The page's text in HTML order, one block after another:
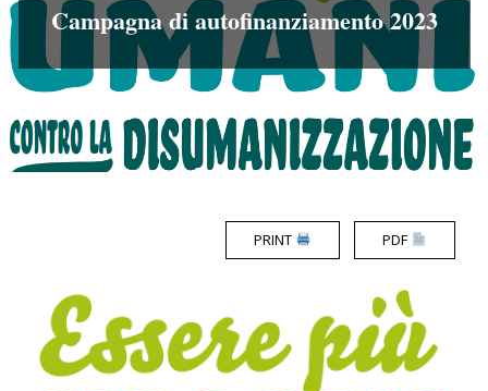
Campagna di autofinanziamento 2023
PRINT PDF